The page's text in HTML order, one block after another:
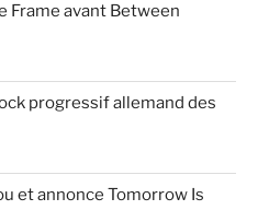
Frame avant Between
progressif allemand des
et annonce Tomorrow Is